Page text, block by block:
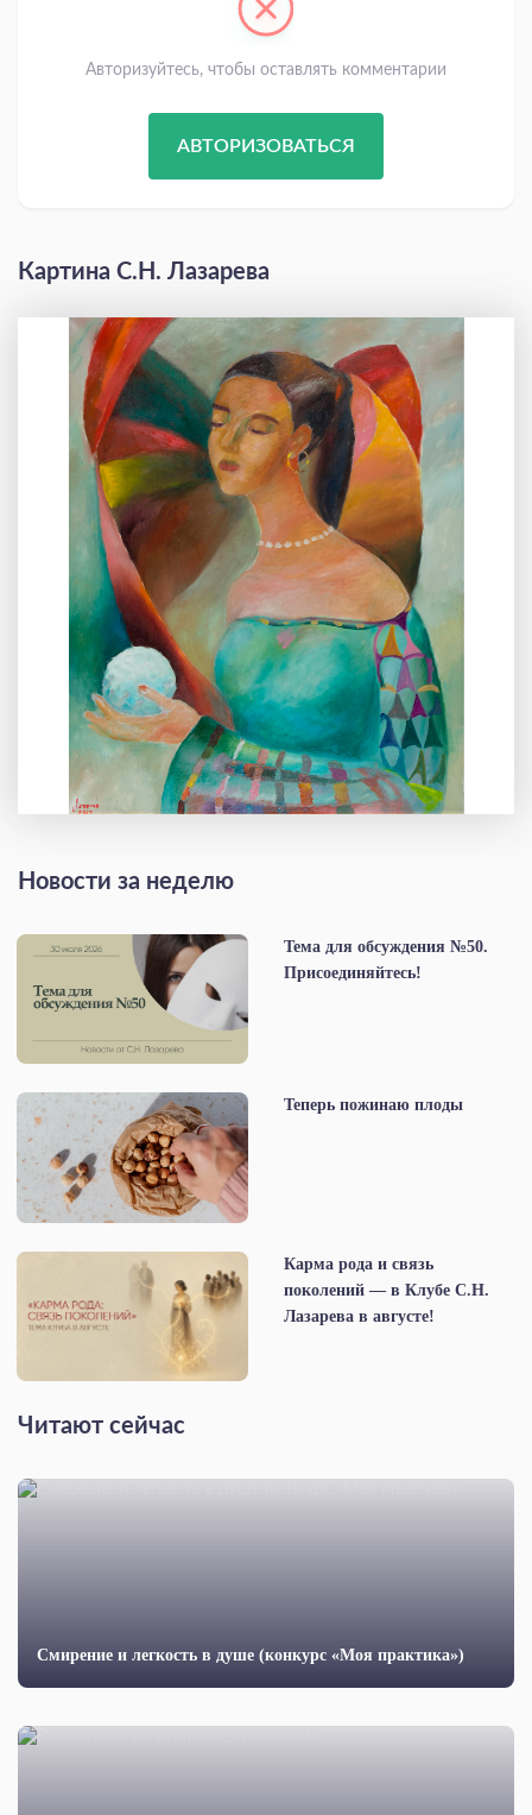
Авторизуйтесь, чтобы оставлять комментарии
АВТОРИЗОВАТЬСЯ
Картина С.Н. Лазарева
Новости за неделю
Тема для обсуждения №50.
Присоединяйтесь!
Теперь пожинаю плоды
Карма рода и связь
поколений — в Клубе С.Н.
Лазарева в августе!
Читают сейчас
Смирение и легкость в душе (конкурс «Моя практика»)